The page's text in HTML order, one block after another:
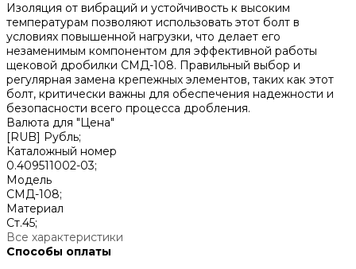
Изоляция от вибраций и устойчивость к высоким
температурам позволяют использовать этот болт в
условиях повышенной нагрузки, что делает его
незаменимым компонентом для эффективной работы
щековой дробилки СМД-108. Правильный выбор и
регулярная замена крепежных элементов, таких как этот
болт, критически важны для обеспечения надежности и
безопасности всего процесса дробления.
Валюта для "Цена"
[RUB] Рубль;
Каталожный номер
0.409511002-03;
Модель
СМД-108;
Материал
Ст.45;
Все характеристики
Способы оплаты